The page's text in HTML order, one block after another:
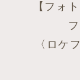
【フォ
〈ロケ